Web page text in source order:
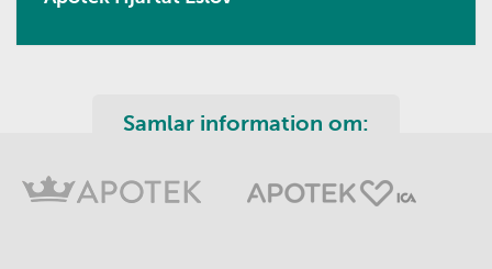
Samlar information om: